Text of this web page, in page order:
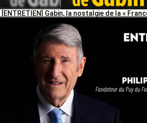
[ENTRETIEN] Gabin, la nostalgie de la «